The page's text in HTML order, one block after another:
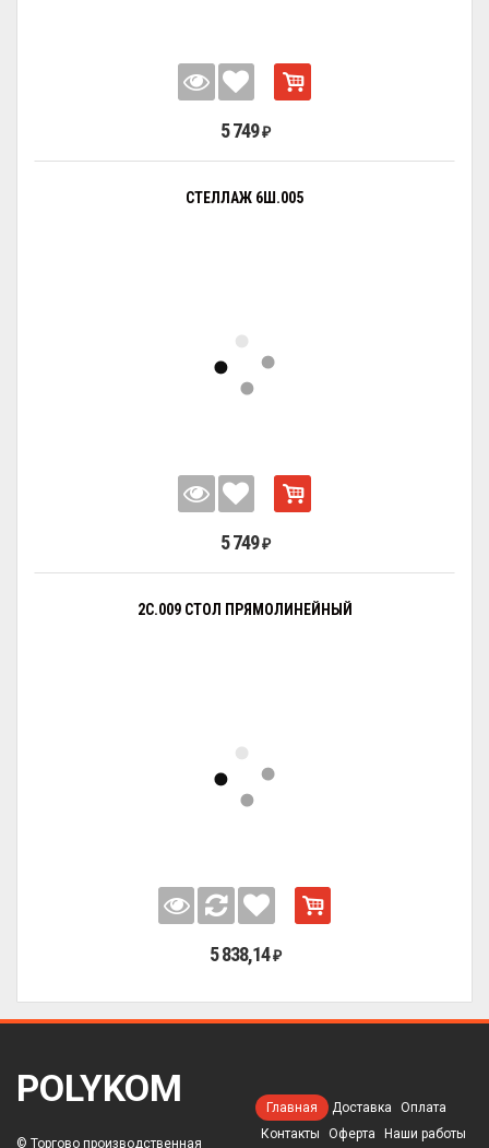
5 749 ₽
СТЕЛЛАЖ 6Ш.005
5 749 ₽
2С.009 СТОЛ ПРЯМОЛИНЕЙНЫЙ
5 838,14 ₽
POLYKOM
© Торгово производственная
Главная Доставка
Оплата
Контакты
Оферта Наши работы